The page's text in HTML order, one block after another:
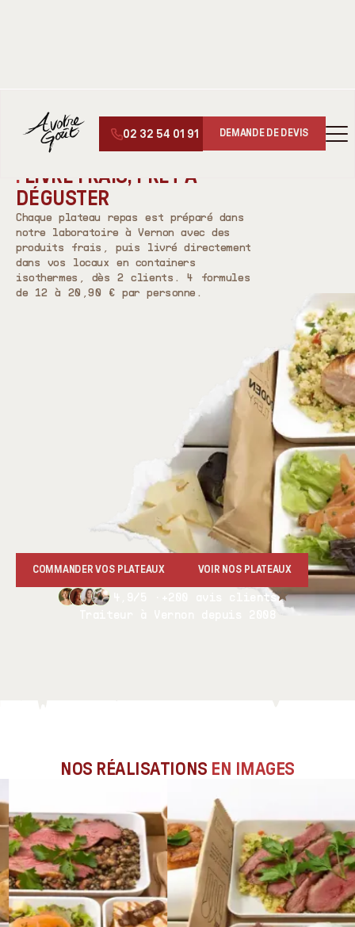
02 32 54 01 91 DEMANDE DE DEVIS
TRAITEUR PLATEAU REPAS À VERNON (27)
PLATEAU REPAS À VERNON
: LIVRÉ FRAIS, PRÊT À
DÉGUSTER
Chaque plateau repas est préparé dans
notre laboratoire à Vernon avec des
produits frais, puis livré directement
dans vos locaux en containers
isothermes, dès 2 clients. 4 formules
de 12 à 20,90 € par personne.
COMMANDER VOS PLATEAUX VOIR NOS PLATEAUX
+200 avis clients
Traiteur à Vernon depuis 2008
NOS RÉALISATIONS EN IMAGES
LES PLATEAUX REPAS